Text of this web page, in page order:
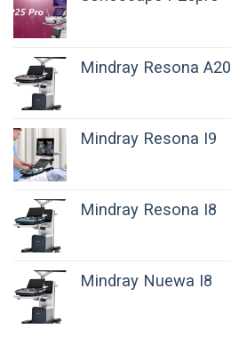
Mindray Resona A20
Mindray Resona I9
Mindray Resona I8
Mindray Nuewa I8